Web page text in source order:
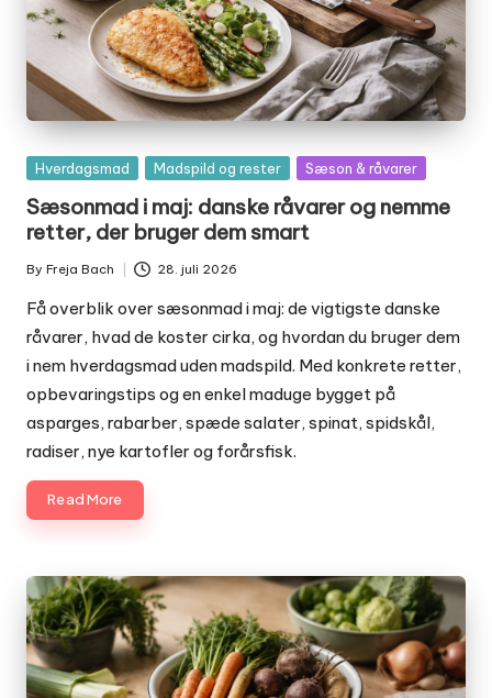
Posted
Hverdagsmad Madspild og rester Sæson & råvarer
Sæsonmad i maj: danske råvarer og nemme
retter, der bruger dem smart
Posted
by
By Freja Bach 28. juli 2026
Få overblik over sæsonmad i maj: de vigtigste danske
råvarer, hvad de koster cirka, og hvordan du bruger dem
i nem hverdagsmad uden madspild. Med konkrete retter,
opbevaringstips og en enkel maduge bygget på
asparges, rabarber, spæde salater, spinat, spidskål,
radiser, nye kartofler og forårsfisk.
Read More